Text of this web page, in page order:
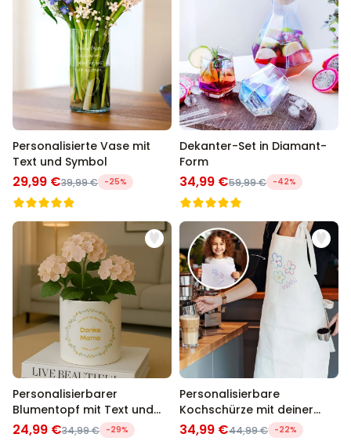
Personalisierte Vase mit
Text und Symbol
29,99 €39,99 € -25%
Dekanter-Set in Diamant-
Form
34,99 €59,99 € -42%
Personalisierbarer
Blumentopf mit Text und
Kranz
24,99 €34,99 € -29%
Personalisierbare
Kochschürze mit deiner
Zeichnung
34,99 €44,99 € -22%